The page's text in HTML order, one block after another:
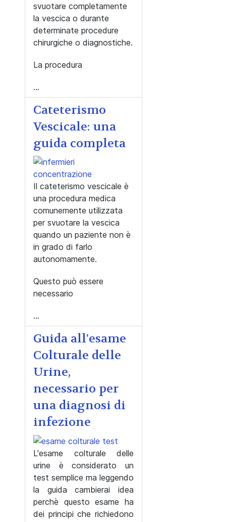
svuotare completamente
la vescica o durante
determinate procedure
chirurgiche o diagnostiche.
La procedura
...
Cateterismo
Vescicale: una
guida completa
Il cateterismo vescicale è
una procedura medica
comunemente utilizzata
per svuotare la vescica
quando un paziente non è
in grado di farlo
autonomamente.
Questo può essere
necessario
...
Guida all'esame
Colturale delle
Urine,
necessario per
una diagnosi di
infezione
L'esame colturale delle
urine è considerato un
test semplice ma leggendo
la guida cambierai idea
perchè questo esame ha
dei principi che richiedono